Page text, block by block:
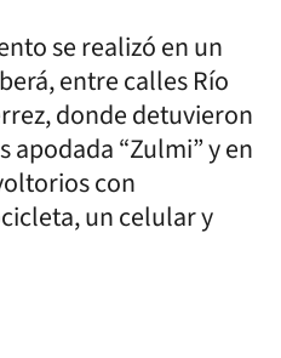
se realizó en un
entre calles Río
donde detuvieron
apodada “Zulmi” y en
con
un celular y